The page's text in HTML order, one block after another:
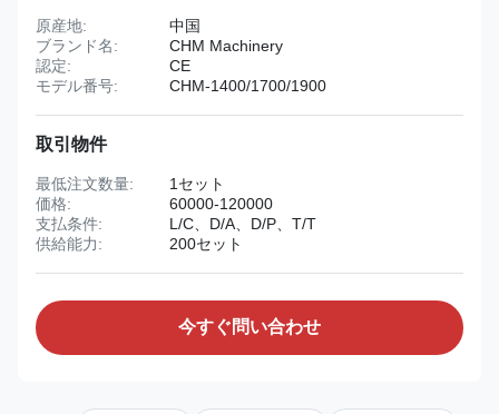
原産地:
中国
ブランド名:
CHM Machinery
認定:
CE
モデル番号:
CHM-1400/1700/1900
取引物件
最低注文数量:
1セット
価格:
60000-120000
支払条件:
L/C、D/A、D/P、T/T
供給能力:
200セット
今すぐ問い合わせ